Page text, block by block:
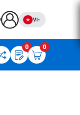
VI
0 0